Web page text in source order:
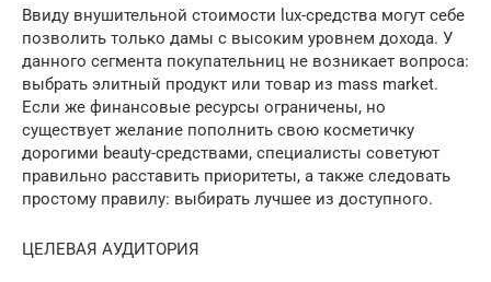
Ввиду внушительной стоимости lux-средства могут себе
позволить только дамы с высоким уровнем дохода. У
данного сегмента покупательниц не возникает вопроса:
выбрать элитный продукт или товар из mass market.
Если же финансовые ресурсы ограничены, но
существует желание пополнить свою косметичку
дорогими beauty-средствами, специалисты советуют
правильно расставить приоритеты, а также следовать
простому правилу: выбирать лучшее из доступного.
ЦЕЛЕВАЯ АУДИТОРИЯ